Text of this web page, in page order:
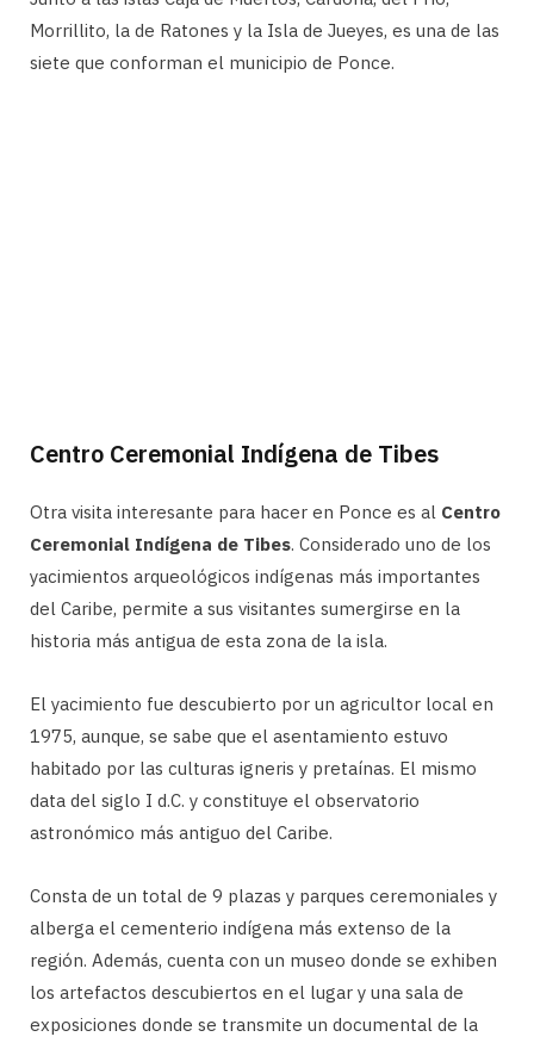
Morrillito, la de Ratones y la Isla de Jueyes, es una de las
siete que conforman el municipio de Ponce.
Centro Ceremonial Indígena de Tibes
Otra visita interesante para hacer en Ponce es al Centro
Ceremonial Indígena de Tibes. Considerado uno de los
yacimientos arqueológicos indígenas más importantes
del Caribe, permite a sus visitantes sumergirse en la
historia más antigua de esta zona de la isla.
El yacimiento fue descubierto por un agricultor local en
1975, aunque, se sabe que el asentamiento estuvo
habitado por las culturas igneris y pretaínas. El mismo
data del siglo I d.C. y constituye el observatorio
astronómico más antiguo del Caribe.
Consta de un total de 9 plazas y parques ceremoniales y
alberga el cementerio indígena más extenso de la
región. Además, cuenta con un museo donde se exhiben
los artefactos descubiertos en el lugar y una sala de
exposiciones donde se transmite un documental de la